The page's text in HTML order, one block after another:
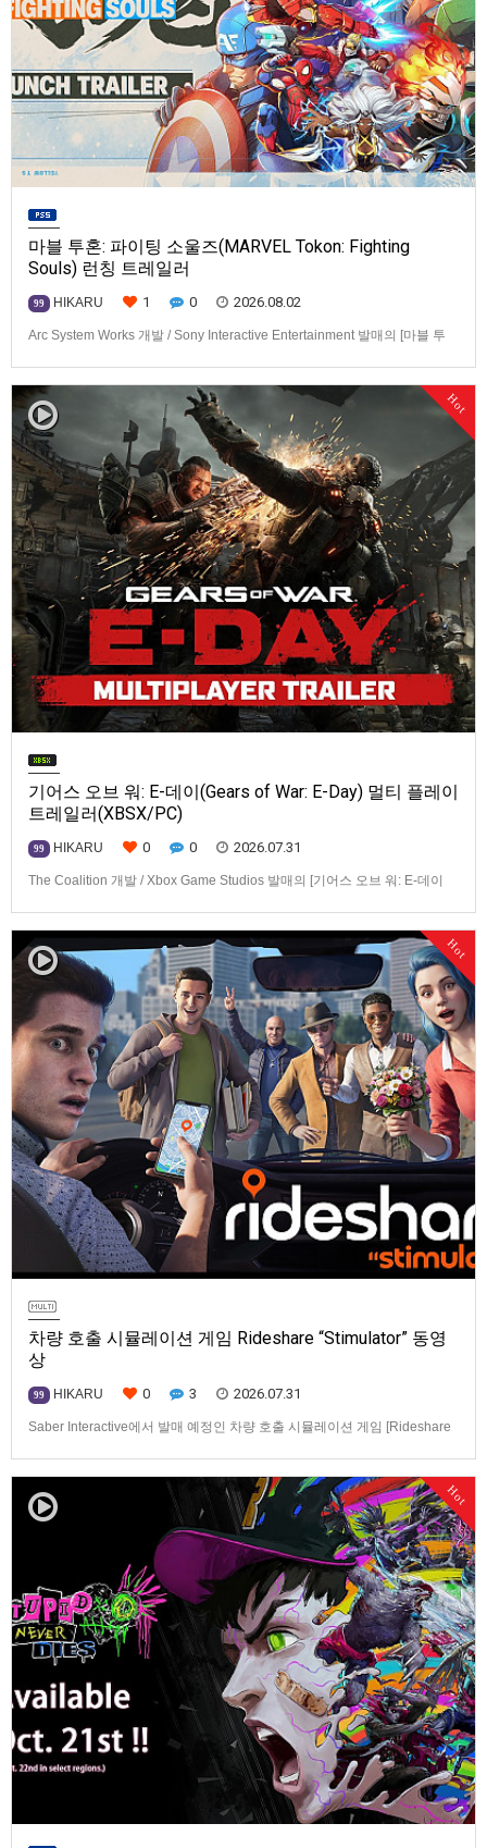
마블 투혼: 파이팅 소울즈(MARVEL Tokon: Fighting
Souls) 런칭 트레일러
99 HIKARU 1 0 2026.08.02
Arc System Works 개발 / Sony Interactive Entertainment 발매의 [마블 투
로 예정.
Hot
기어스 오브 워: E-데이(Gears of War: E-Day) 멀티 플레이
트레일러(XBSX/PC)
99 HIKARU 0 0 2026.07.31
The Coalition 개발 / Xbox Game Studios 발매의 [기어스 오브 워: E-데이
Hot
차량 호출 시뮬레이션 게임 Rideshare “Stimulator” 동영
상
99 HIKARU 0 3 2026.07.31
Saber Interactive에서 발매 예정인 차량 호출 시뮬레이션 게임 [Rideshare
을 운영하는 드라이버가 되어라'Rideshare "Stimulat…
Hot